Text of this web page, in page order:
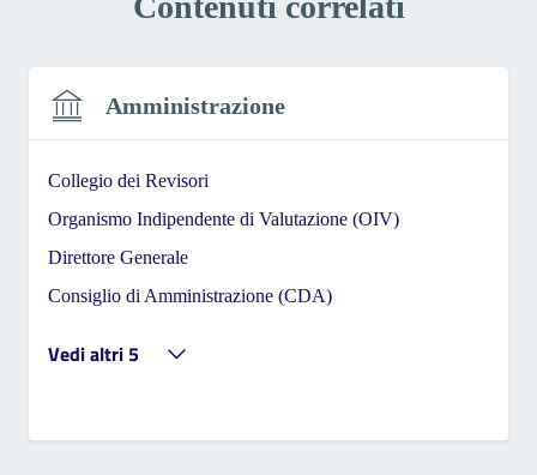
Amministrazione
Collegio dei Revisori
Organismo Indipendente di Valutazione (OIV)
Direttore Generale
Consiglio di Amministrazione (CDA)
Vedi altri 5